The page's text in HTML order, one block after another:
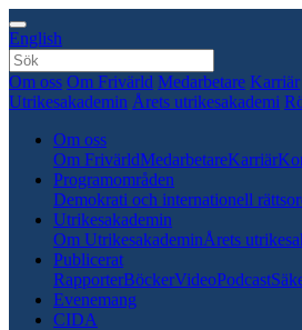
English
Om oss Om Frivärld Medarbetare Karriär
Utrikesakademin Årets utrikesakademi
Om oss
Om FrivärldMedarbetareKarriär
Programområden
Demokrati och internationell
Utrikesakademin
Om UtrikesakademinÅrets
Publicerat
RapporterBöckerVideoPodcast
Evenemang
CIDA